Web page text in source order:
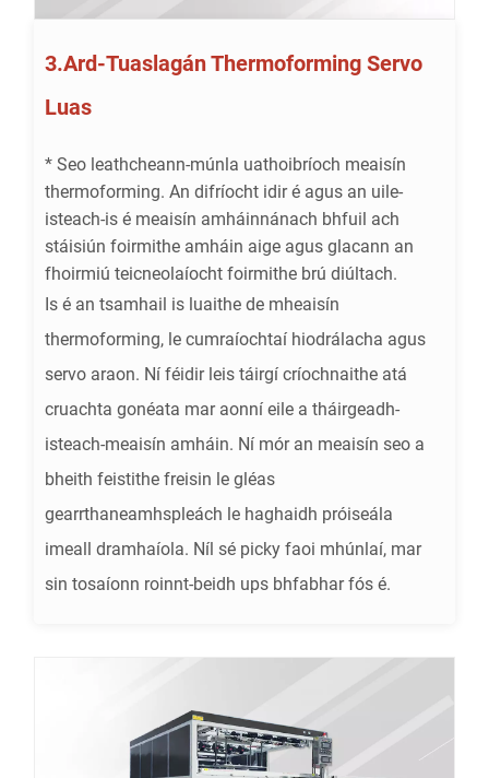
3.Ard-Tuaslagán Thermoforming Servo
Luas
* Seo leathcheann-múnla uathoibríoch meaisín
thermoforming. An difríocht idir é agus an uile-
isteach-is é meaisín amháinnánach bhfuil ach
stáisiún foirmithe amháin aige agus glacann an
fhoirmiú teicneolaíocht foirmithe brú diúltach.
Is é an tsamhail is luaithe de mheaisín
thermoforming, le cumraíochtaí hiodrálacha agus
servo araon. Ní féidir leis táirgí críochnaithe atá
cruachta gonéata mar aonní eile a tháirgeadh-
isteach-meaisín amháin. Ní mór an meaisín seo a
bheith feistithe freisin le gléas
gearrthaneamhspleách le haghaidh próiseála
imeall dramhaíola. Níl sé picky faoi mhúnlaí, mar
sin tosaíonn roinnt-beidh ups bhfabhar fós é.